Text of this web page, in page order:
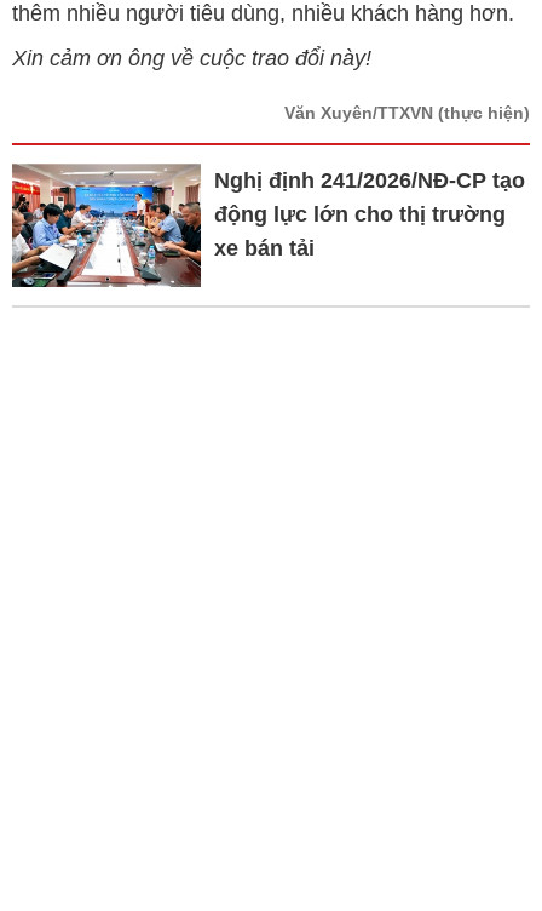
thêm nhiều người tiêu dùng, nhiều khách hàng hơn.
Xin cảm ơn ông về cuộc trao đổi này!
Văn Xuyên/TTXVN (thực hiện)
Nghị định 241/2026/NĐ-CP tạo
động lực lớn cho thị trường
xe bán tải